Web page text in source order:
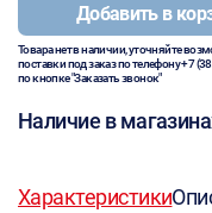
Добавить в
Товара нет в наличии, уточняйте
поставки под заказ по телефону+7
по кнопке "Заказать звонок"
Наличие в
Характеристики